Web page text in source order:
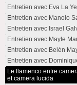
Entretien avec Eva La
Entretien avec Manolo
Entretien avec Israel
Entretien avec Mayte
Entretien avec Belén
Entretien avec
Le flamenco entre
et camera lucida